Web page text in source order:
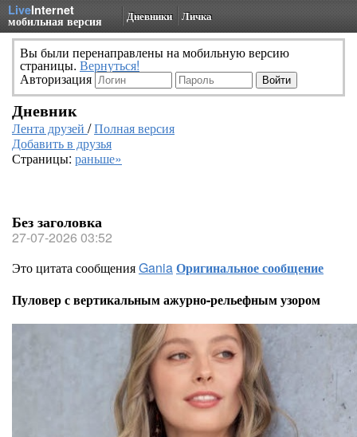
LiveInternet
мобильная версия Дневники Личка
Вы были перенаправлены на мобильную версию
страницы. Вернуться!
Авторизация
Дневник
Лента друзей /Полная версия
Добавить в друзья
Страницы: раньше»
Без заголовка
27-07-2026 03:52
Это цитата сообщенияGaniaОригинальное сообщение
Пуловер с вертикальным ажурно-рельефным узором